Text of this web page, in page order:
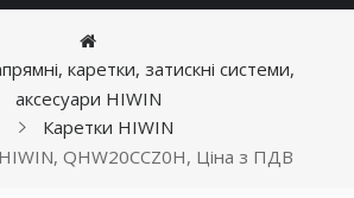
каретки, затискні системи,
аксесуари HIWIN
Каретки HIWIN
QHW20CCZ0H, Ціна з ПДВ